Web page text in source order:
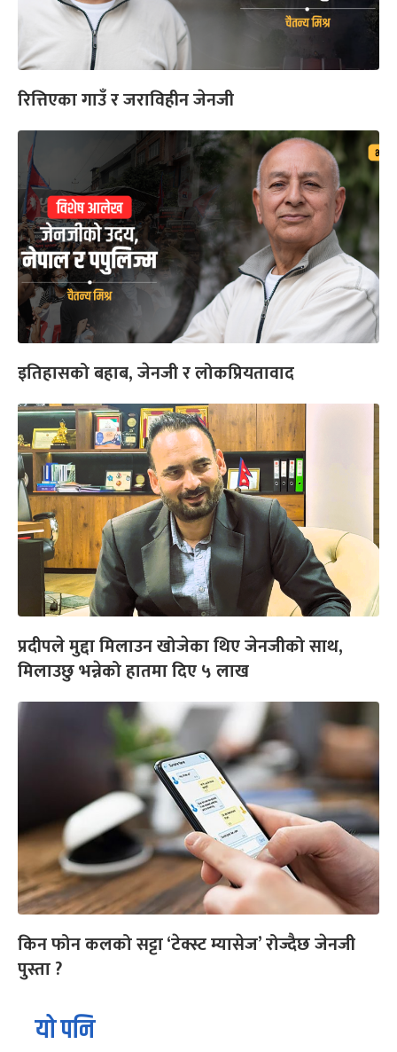
रित्तिएका गाउँ र जराविहीन जेनजी
इतिहासको बहाब, जेनजी र लोकप्रियतावाद
प्रदीपले मुद्दा मिलाउन खोजेका थिए जेनजीको साथ,
मिलाउछु भन्नेको हातमा दिए ५ लाख
किन फोन कलको सट्टा ‘टेक्स्ट म्यासेज’ रोज्दैछ जेनजी
पुस्ता ?
यो पनि